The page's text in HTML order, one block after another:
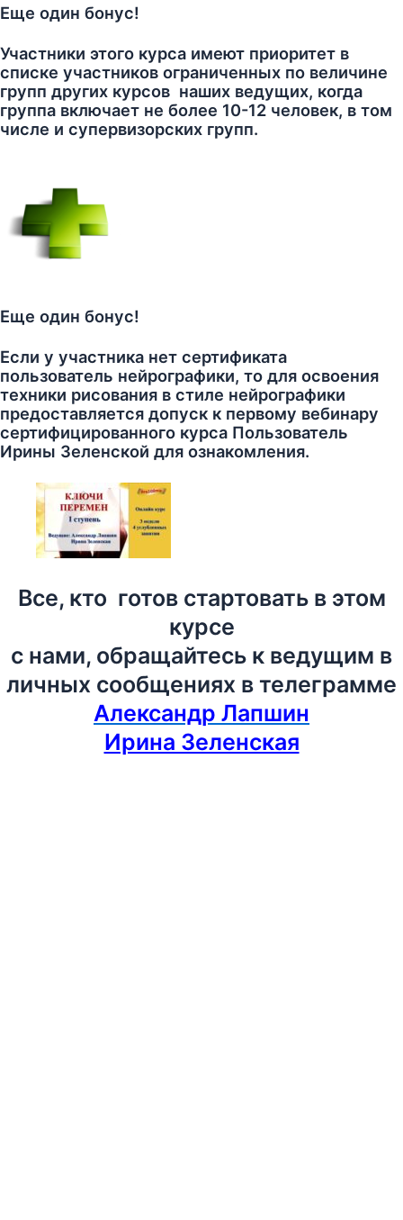
Еще один бонус!
Участники этого курса имеют приоритет в
списке участников ограниченных по величине
групп других курсов наших ведущих, когда
группа включает не более 10-12 человек, в том
числе и супервизорских групп.
Еще один бонус!
Если у участника нет сертификата
пользователь нейрографики, то для освоения
техники рисования в стиле нейрографики
предоставляется допуск к первому вебинару
сертифицированного курса Пользователь
Ирины Зеленской для ознакомления.
Все, кто готов стартовать в этом
курсе
с нами, обращайтесь к ведущим в
личных сообщениях в телеграмме
Александр Лапшин
Ирина Зеленская